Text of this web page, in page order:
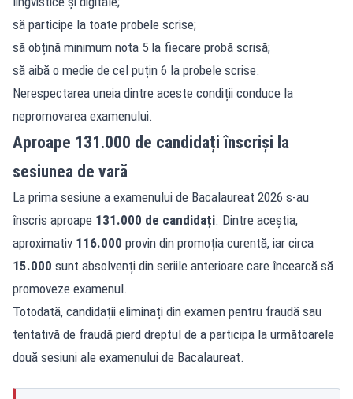
să participe la toate probele scrise;
să obțină minimum nota 5 la fiecare probă scrisă;
să aibă o medie de cel puțin 6 la probele scrise.
Nerespectarea uneia dintre aceste condiții conduce la
nepromovarea examenului.
Aproape 131.000 de candidați înscriși la
sesiunea de vară
La prima sesiune a examenului de Bacalaureat 2026 s-au
înscris aproape 131.000 de candidați. Dintre aceștia,
aproximativ 116.000 provin din promoția curentă, iar circa
15.000 sunt absolvenți din seriile anterioare care încearcă să
promoveze examenul.
Totodată, candidații eliminați din examen pentru fraudă sau
tentativă de fraudă pierd dreptul de a participa la următoarele
două sesiuni ale examenului de Bacalaureat.